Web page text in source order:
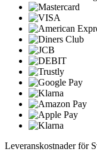
Leveranskostnader för